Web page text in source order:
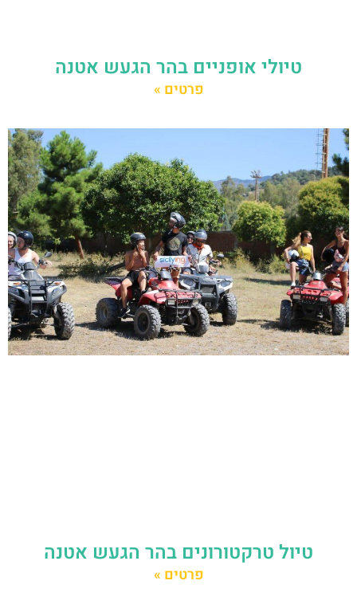
טיולי אופניים בהר הגעש אטנה
פרטים »
טיול טרקטורונים בהר הגעש אטנה
פרטים »